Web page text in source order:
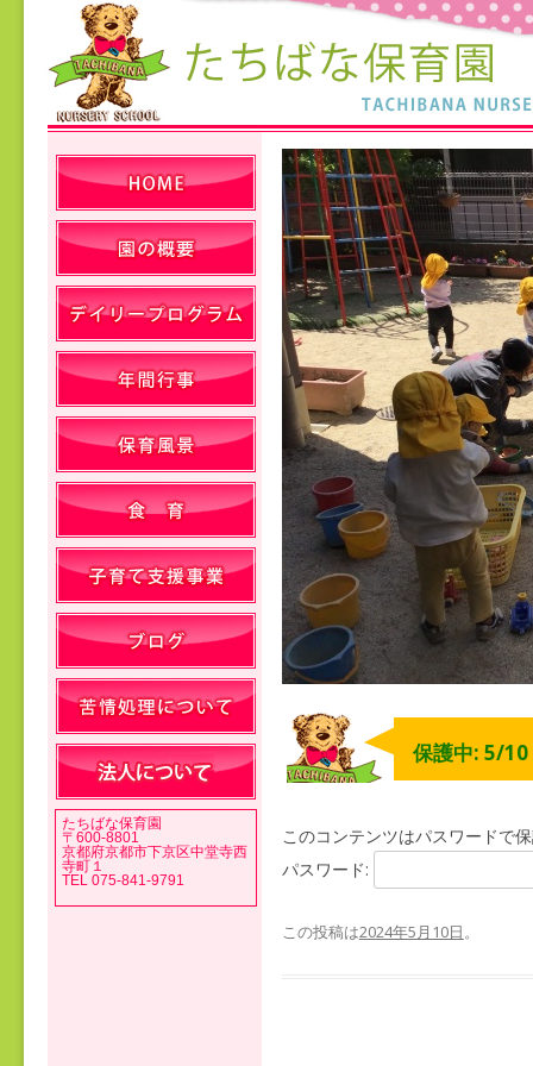
保護中: 5/
このコンテンツはパスワードで
パスワード:
この投稿は2024年5月10日。
たちばな保育園
〒600-8801
京都府京都市下京区中堂寺西
寺町１
TEL 075-841-9791